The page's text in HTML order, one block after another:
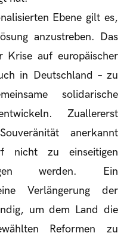
Ebene gilt es,
anzustreben. Das
Krise auf europäischer
in Deutschland – zu
solidarische
Zuallererst
anerkannt
nicht zu einseitigen
werden. Ein
Verlängerung der
um dem Land die
Reformen zu